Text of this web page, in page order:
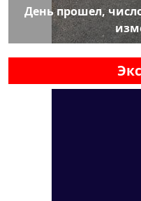
День прошел,